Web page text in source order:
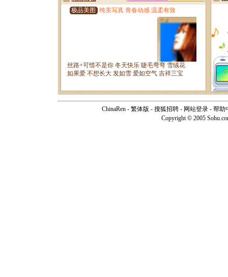
ChinaRen - 繁体版 - 搜狐招聘 - 网站登录 - 帮助
Copyright © 2005